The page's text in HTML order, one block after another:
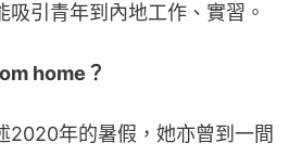
吸引青年到內地工作、實習。
home？
2020年的暑假，她亦曾到一間